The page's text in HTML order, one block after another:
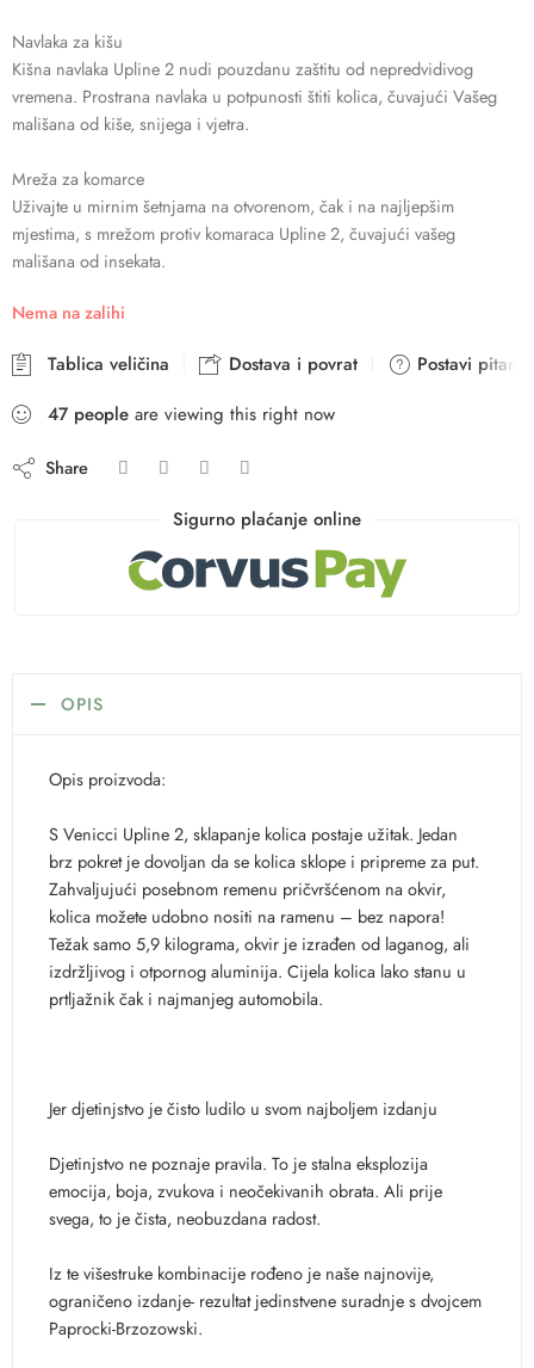
Navlaka za kišu
Kišna navlaka Upline 2 nudi pouzdanu zaštitu od nepredvidivog
vremena. Prostrana navlaka u potpunosti štiti kolica, čuvajući Vašeg
mališana od kiše, snijega i vjetra.
Mreža za komarce
Uživajte u mirnim šetnjama na otvorenom, čak i na najljepšim
mjestima, s mrežom protiv komaraca Upline 2, čuvajući vašeg
mališana od insekata.
Nema na zalihi
Tablica veličina Dostava i povrat
Postavi pitanje
47 people are viewing this right now
Share
Sigurno plaćanje online
OPIS
Opis proizvoda:
S Venicci Upline 2, sklapanje kolica postaje užitak. Jedan
brz pokret je dovoljan da se kolica sklope i pripreme za put.
Zahvaljujući posebnom remenu pričvršćenom na okvir,
kolica možete udobno nositi na ramenu – bez napora!
Težak samo 5,9 kilograma, okvir je izrađen od laganog, ali
izdržljivog i otpornog aluminija. Cijela kolica lako stanu u
prtljažnik čak i najmanjeg automobila.
Jer djetinjstvo je čisto ludilo u svom najboljem izdanju
Djetinjstvo ne poznaje pravila. To je stalna eksplozija
emocija, boja, zvukova i neočekivanih obrata. Ali prije
svega, to je čista, neobuzdana radost.
Iz te višestruke kombinacije rođeno je naše najnovije,
ograničeno izdanje- rezultat jedinstvene suradnje s dvojcem
Paprocki-Brzozowski.